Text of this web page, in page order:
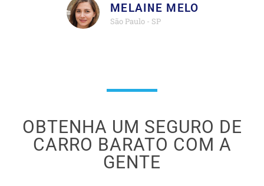
MELAINE MELO
São Paulo - SP
OBTENHA UM SEGURO DE
CARRO BARATO COM A
GENTE